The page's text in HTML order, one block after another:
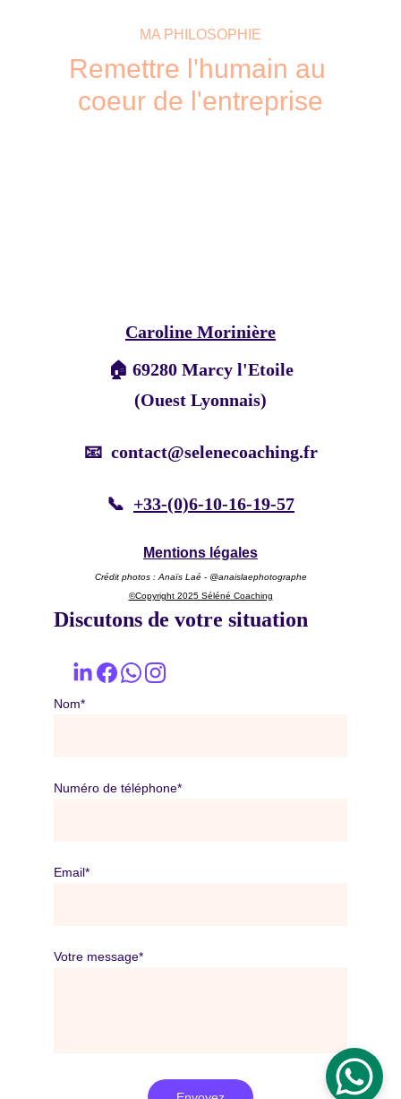
MA PHILOSOPHIE
Remettre l'humain au
coeur de l'entreprise
Caroline Morinière
🏠 69280 Marcy l'Etoile
(Ouest Lyonnais)
📧  contact@selenecoaching.fr
📞 +33-(0)6-10-16-19-57
Mentions légales
Crédit photos : Anaïs Laé - @anaislaephotographe
©Copyright 2025 Séléné Coaching
Discutons de votre situation
Nom*
Numéro de téléphone*
Email*
Votre message*